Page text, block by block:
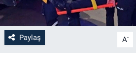
Paylaş A-